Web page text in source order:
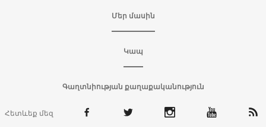
Մեր մասին
Կապ
Գաղտնիության քաղաքականություն
Հետևեք մեզ